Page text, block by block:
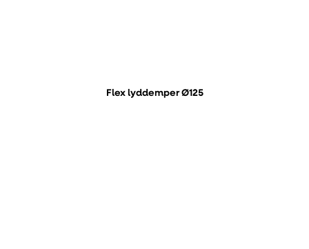
Flex lyddemper Ø125